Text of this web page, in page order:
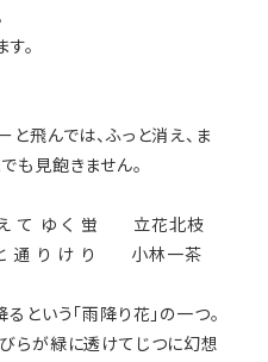
。
飛んでは、ふっと消え、ま
も見飽きません。
て ゆ く 蛍 立花北枝
通 り け り 小林一茶
という「雨降り花」の一つ。
らが緑に透けてじつに幻想